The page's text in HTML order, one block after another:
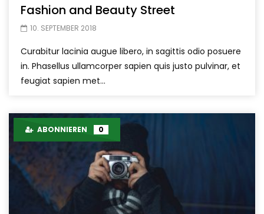
Fashion and Beauty Street
10. SEPTEMBER 2018
Curabitur lacinia augue libero, in sagittis odio posuere
in. Phasellus ullamcorper sapien quis justo pulvinar, et
feugiat sapien met...
ABONNIEREN 0